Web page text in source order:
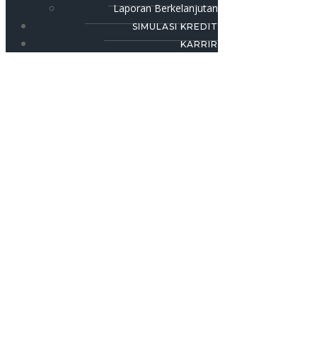
Laporan Berkelanjutan
SIMULASI KREDIT
KARRIR